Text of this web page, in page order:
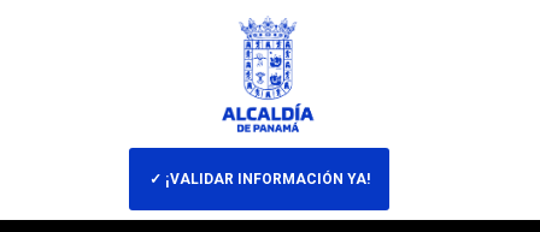
✓ ¡VALIDAR INFORMACIÓN YA!